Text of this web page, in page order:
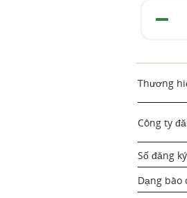
Thương
Công ty
Số đăng ký
Dạng bào